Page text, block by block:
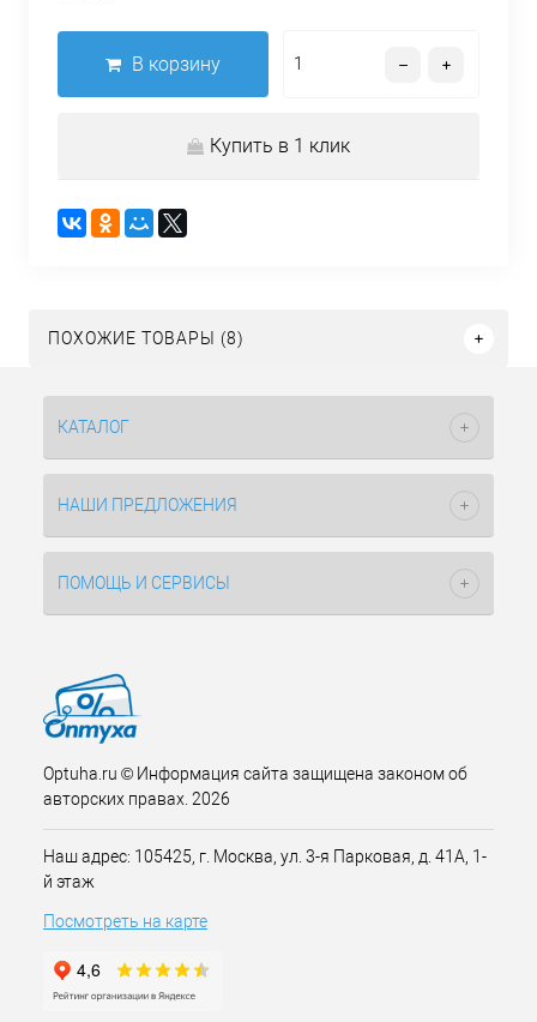
В корзину
Купить в 1 клик
ПОХОЖИЕ ТОВАРЫ (8)
КАТАЛОГ
НАШИ ПРЕДЛОЖЕНИЯ
ПОМОЩЬ И СЕРВИСЫ
Optuha.ru © Информация сайта защищена законом об
авторских правах. 2026
Наш адрес: 105425, г. Москва, ул. 3-я Парковая, д. 41А, 1-
й этаж
Посмотреть на карте